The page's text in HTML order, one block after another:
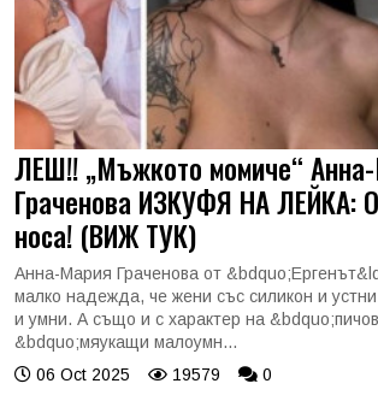
ЛЕШ!! „Мъжкото момиче“
Граченова ИЗКУФЯ НА ЛЕЙКА:
носа! (ВИЖ ТУК)
Анна-Мария Граченова от
малко надежда, че жени със силикон и
и умни. А също и с характер на
&bdquo;мяукащи малоумн...
06 Oct 2025
19579 0